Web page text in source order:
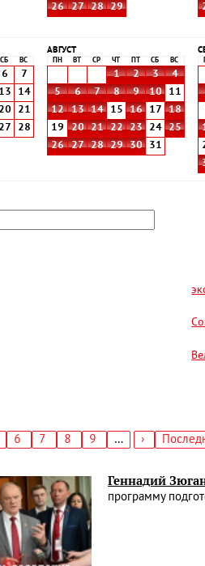
26
27 28 29
СБ ВС
6
7
13
14
20
21
27
28
АВГУСТ
ПН ВТ СР ЧТ СБ ВС
1 2 3
4
5
6 7 8 9 10
11
12
13 14 15 16 17
18
19
20 21 22 23 24
25
26
27 28 29 30 31
Страница
6 Страница
7 Страница
8 Страница
9 …
Следующая
›
Геннадий
программу